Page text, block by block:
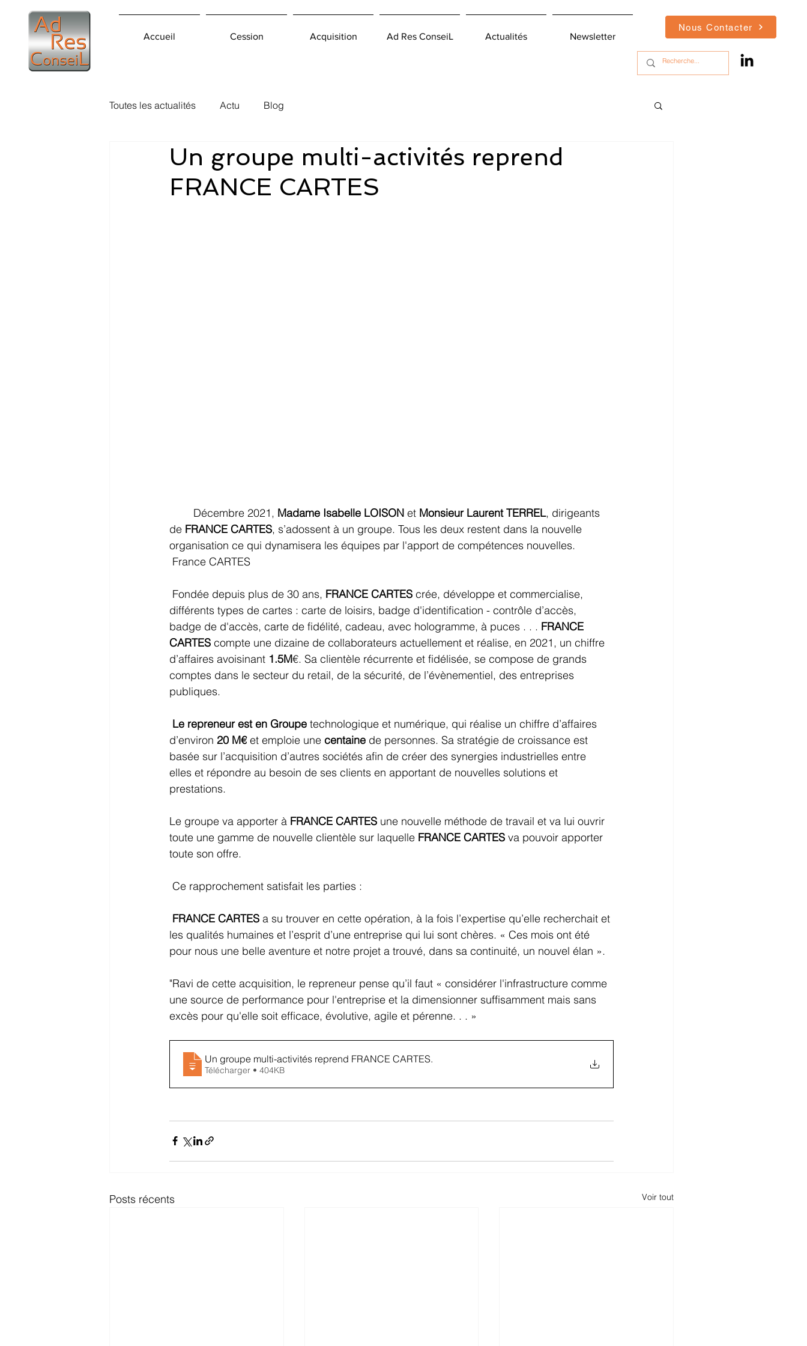
Nous Contacter
Accueil
Cession Acquisition Ad Res ConseiL Actualités Newsletter
Toutes les actualités Actu Blog
Un groupe multi-activités reprend
FRANCE CARTES
Décembre 2021, Madame Isabelle LOISON et Monsieur Laurent TERREL, dirigeants
de FRANCE CARTES, s’adossent à un groupe. Tous les deux restent dans la nouvelle
organisation ce qui dynamisera les équipes par l'apport de compétences nouvelles.
France CARTES
Fondée depuis plus de 30 ans, FRANCE CARTES crée, développe et commercialise,
différents types de cartes : carte de loisirs, badge d'identification - contrôle d’accès,
badge de d'accès, carte de fidélité, cadeau, avec hologramme, à puces . . . FRANCE
CARTES compte une dizaine de collaborateurs actuellement et réalise, en 2021, un chiffre
d’affaires avoisinant 1.5M€. Sa clientèle récurrente et fidélisée, se compose de grands
comptes dans le secteur du retail, de la sécurité, de l’évènementiel, des entreprises
publiques.
Le repreneur est en Groupe technologique et numérique, qui réalise un chiffre d’affaires
d’environ 20 M€ et emploie une centaine de personnes. Sa stratégie de croissance est
basée sur l’acquisition d’autres sociétés afin de créer des synergies industrielles entre
elles et répondre au besoin de ses clients en apportant de nouvelles solutions et
prestations.
Le groupe va apporter à FRANCE CARTES une nouvelle méthode de travail et va lui ouvrir
toute une gamme de nouvelle clientèle sur laquelle FRANCE CARTES va pouvoir apporter
toute son offre.
Ce rapprochement satisfait les parties :
FRANCE CARTES a su trouver en cette opération, à la fois l’expertise qu’elle recherchait et
les qualités humaines et l’esprit d’une entreprise qui lui sont chères. « Ces mois ont été
pour nous une belle aventure et notre projet a trouvé, dans sa continuité, un nouvel élan ».
"Ravi de cette acquisition, le repreneur pense qu’il faut « considérer l'infrastructure comme
une source de performance pour l'entreprise et la dimensionner suffisamment mais sans
excès pour qu'elle soit efficace, évolutive, agile et pérenne. . . »
Un groupe multi-activités reprend FRANCE CARTES.
Télécharger • 404KB
Posts récents Voir tout